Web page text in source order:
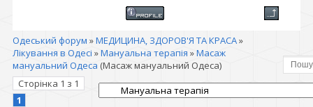
Одеський форум »МЕДИЦИНА, ЗДОРОВ'Я ТА КРАСА»
Лікування в Одесі »Мануальна терапія »Масаж
мануальний Одеса (Масаж мануальний Одеса)
Сторінка 1 з 1
1